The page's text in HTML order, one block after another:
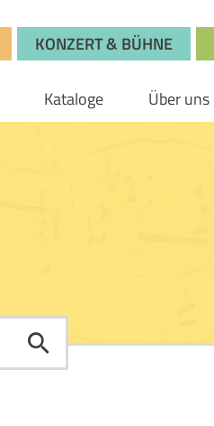
KONZERT & BÜHNE
Kataloge Über uns